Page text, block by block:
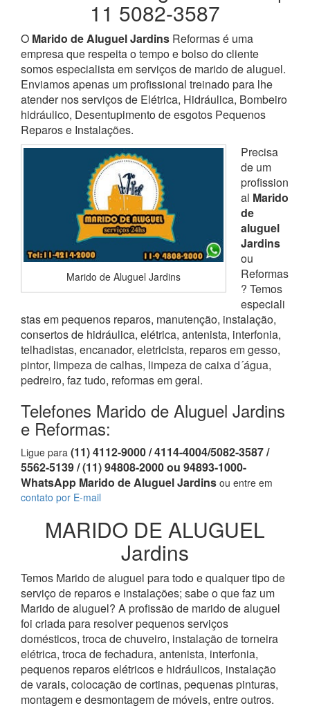
11 5082-3587
O Marido de Aluguel Jardins Reformas é uma
empresa que respeita o tempo e bolso do cliente
somos especialista em serviços de marido de aluguel.
Enviamos apenas um profissional treinado para lhe
atender nos serviços de Elétrica, Hidráulica, Bombeiro
hidráulico, Desentupimento de esgotos Pequenos
Reparos e Instalações.
Marido de Aluguel Jardins
Precisa
de um
profission
al Marido
de
aluguel
Jardins
ou
Reformas
? Temos
especiali
stas em pequenos reparos, manutenção, instalação,
consertos de hidráulica, elétrica, antenista, interfonia,
telhadistas, encanador, eletricista, reparos em gesso,
pintor, limpeza de calhas, limpeza de caixa d´água,
pedreiro, faz tudo, reformas em geral.
Telefones Marido de Aluguel Jardins
e Reformas:
Ligue para (11) 4112-9000 / 4114-4004/5082-3587 /
5562-5139 / (11) 94808-2000 ou 94893-1000-
WhatsApp Marido de Aluguel Jardins ou entre em
contato por E-mail
MARIDO DE ALUGUEL
Jardins
Temos Marido de aluguel para todo e qualquer tipo de
serviço de reparos e instalações; sabe o que faz um
Marido de aluguel? A profissão de marido de aluguel
foi criada para resolver pequenos serviços
domésticos, troca de chuveiro, instalação de torneira
elétrica, troca de fechadura, antenista, interfonia,
pequenos reparos elétricos e hidráulicos, instalação
de varais, colocação de cortinas, pequenas pinturas,
montagem e desmontagem de móveis, entre outros.